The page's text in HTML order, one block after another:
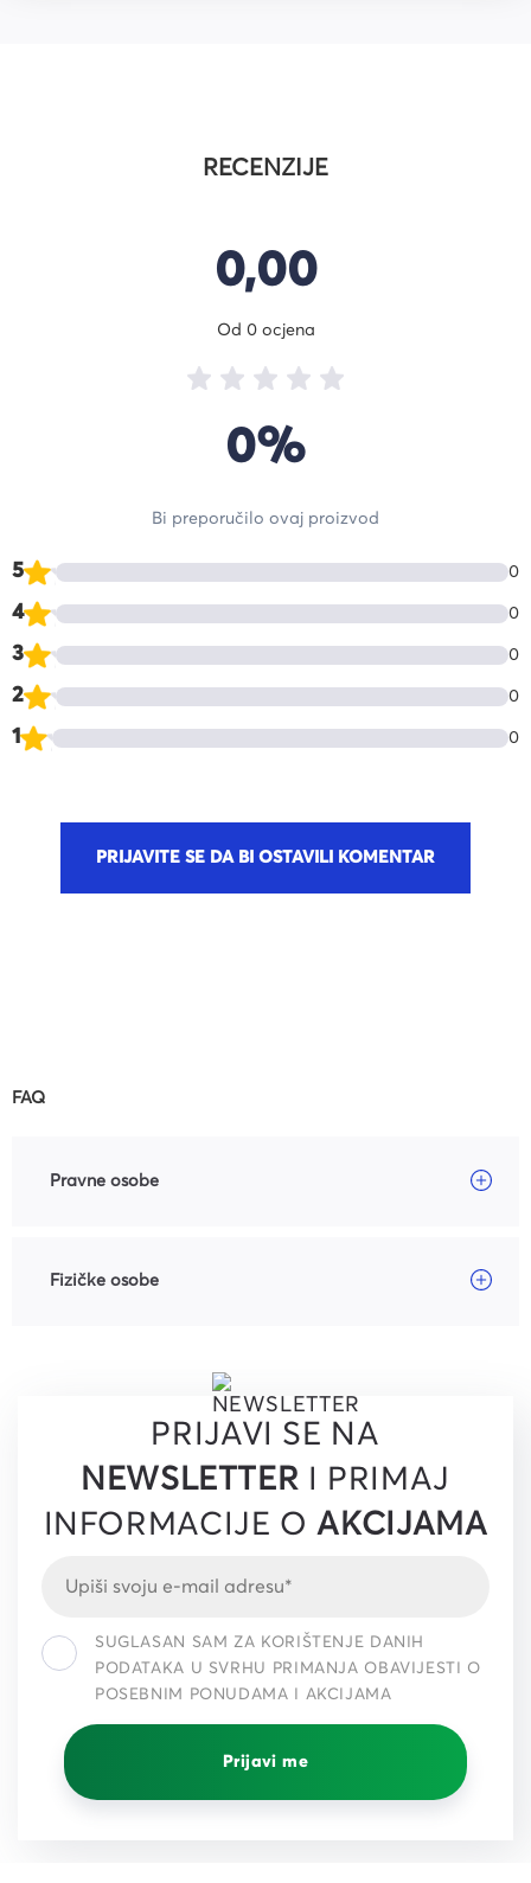
RECENZIJE
5 0
4 0
3 0
2 0
1 0
0,00
Od 0 ocjena
0%
Bi preporučilo ovaj proizvod
PRIJAVITE SE DA BI OSTAVILI KOMENTAR
FAQ
Pravne osobe
Fizičke osobe
PRIJAVI SE NA
NEWSLETTER I PRIMAJ
INFORMACIJE OAKCIJAMA
SUGLASAN SAM ZA KORIŠTENJE DANIH
PODATAKA U SVRHU PRIMANJA OBAVIJESTI O
POSEBNIM PONUDAMA I AKCIJAMA
Prijavi me